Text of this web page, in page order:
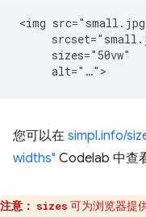
<img
     sizes="50vw"
您可以在 simpl.info/
widths" Codelab 中查
注意： sizes 可为浏览器提